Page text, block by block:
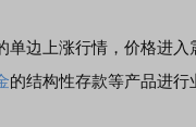
单边上涨行情，价格进
的结构性存款等产品进行